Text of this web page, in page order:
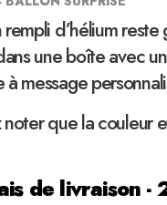
rempli d’hélium
une boîte avec
à message
que la couleur
de livraison -